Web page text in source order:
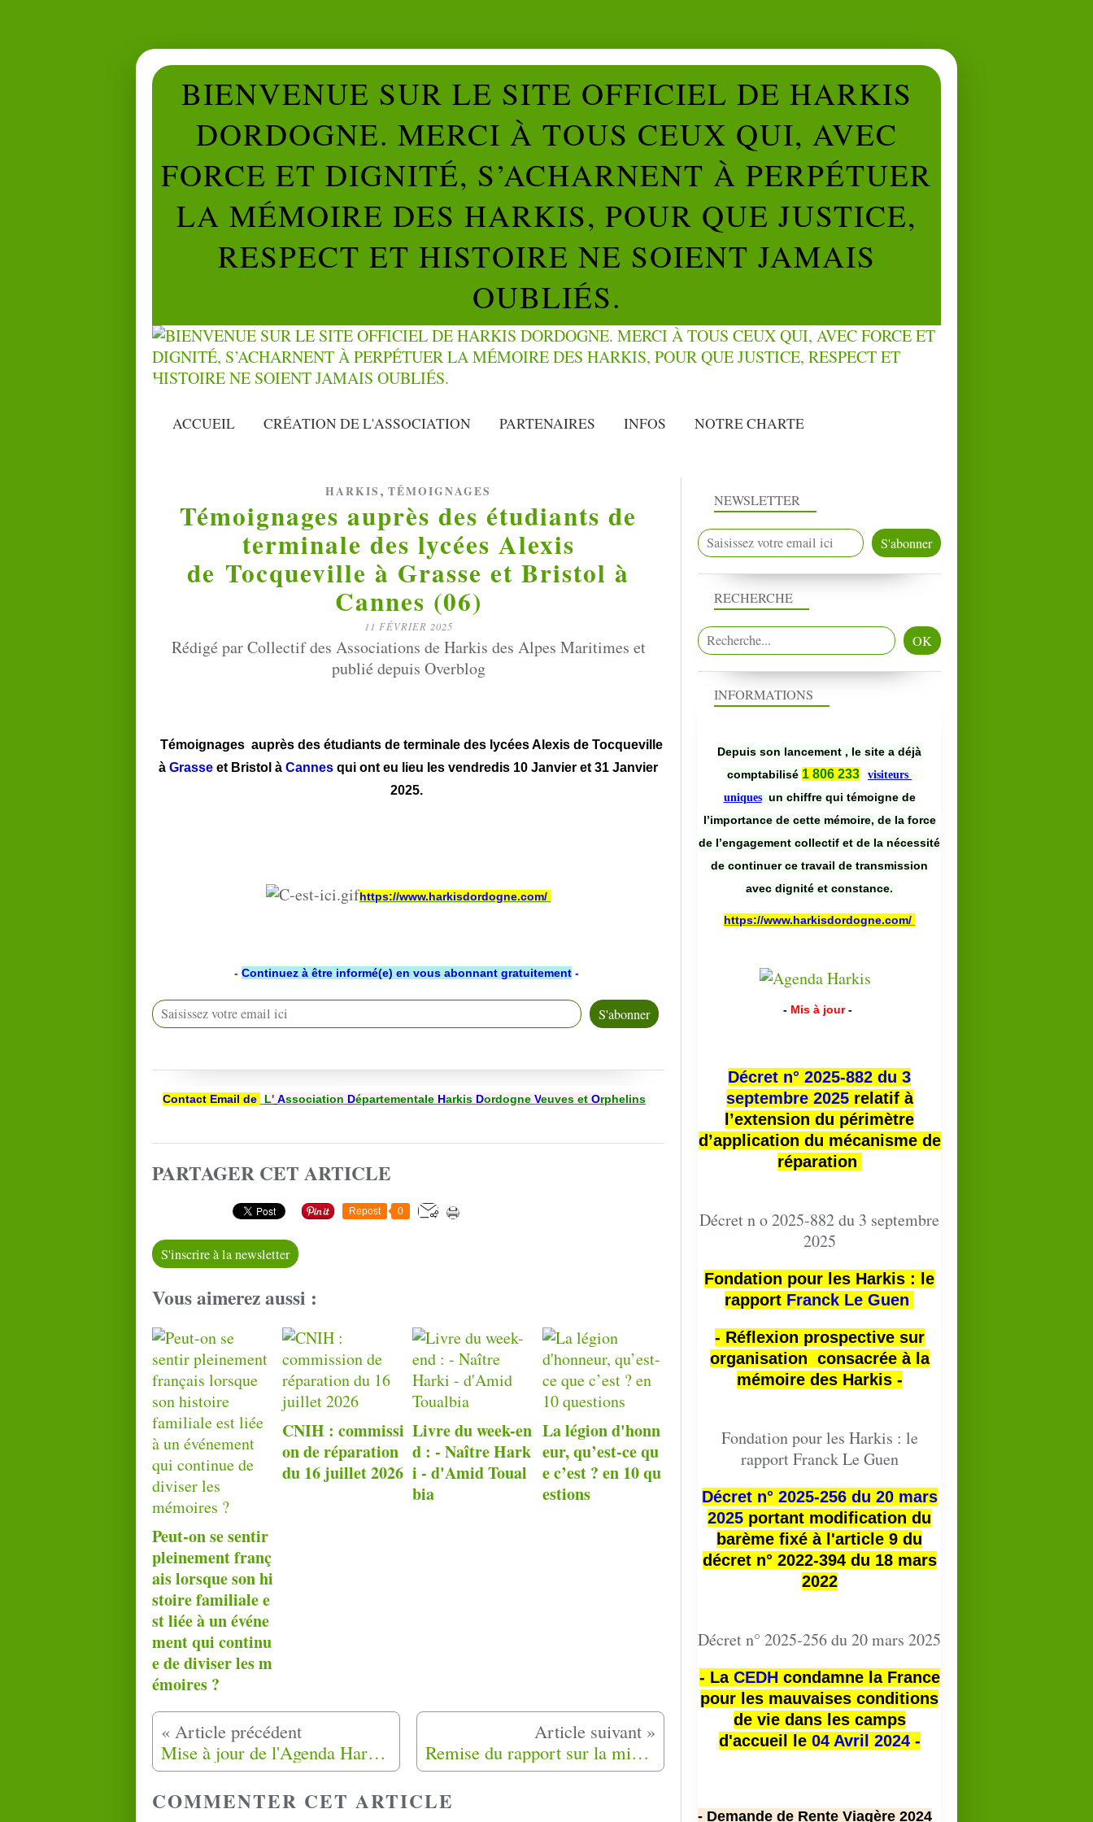
BIENVENUE SUR LE SITE OFFICIEL DE HARKIS
DORDOGNE. MERCI À TOUS CEUX QUI, AVEC
FORCE ET DIGNITÉ, S’ACHARNENT À PERPÉTUER
LA MÉMOIRE DES HARKIS, POUR QUE JUSTICE,
RESPECT ET HISTOIRE NE SOIENT JAMAIS
OUBLIÉS.
ACCUEIL CRÉATION DE L'ASSOCIATION PARTENAIRES INFOS NOTRE CHARTE
HARKIS , TÉMOIGNAGES
Témoignages auprès des étudiants de
terminale des lycées Alexis
de Tocqueville à Grasse et Bristol à
Cannes (06)
11 FÉVRIER 2025
Rédigé par Collectif des Associations de Harkis des Alpes Maritimes et
publié depuis Overblog
Témoignages auprès des étudiants de terminale des lycées Alexis de Tocqueville
à Grasse et Bristol à Cannes qui ont eu lieu les vendredis 10 Janvier et 31 Janvier
2025.
https://www.harkisdordogne.com/
- Continuez à être informé(e) en vous abonnant gratuitement -
Contact Email de L' Association Départementale Harkis Dordogne Veuves et Orphelins
PARTAGER CET ARTICLE
Repost 0
S'inscrire à la newsletter
Vous aimerez aussi :
Peut-on se sentir
pleinement franç
ais lorsque son hi
stoire familiale e
st liée à un événe
ment qui continu
e de diviser les m
émoires ?
CNIH : commissi
on de réparation
du 16 juillet 2026
Livre du week-en
d : - Naître Hark
i - d'Amid Toual
bia
La légion d'honn
eur, qu’est-ce qu
e c’est ? en 10 qu
estions
Mise à jour de l'Agenda Harkis, les dates de vos rassemblements, pour la Reconnaissance, la mémoire et la culture. Remise du rapport sur la mission d’évaluer l’opportunité d’une fondation pour les Harkis à Mme Patricia Mirallès Ministre déléguée chargée de la Mémoire et des Anciens Combattants de France.
COMMENTER CET ARTICLE
NEWSLETTER
RECHERCHE
INFORMATIONS
Depuis son lancement , le site a déjà
comptabilisé 1 806 233
visiteurs
uniques un chiffre qui témoigne de
l’importance de cette mémoire, de la force
de l’engagement collectif et de la nécessité
de continuer ce travail de transmission
avec dignité et constance.
https://www.harkisdordogne.com/
- Mis à jour -
Décret n° 2025-882 du 3
septembre 2025relatif à
l’extension du périmètre
d’application du mécanisme de
réparation
Décret n o 2025-882 du 3 septembre
2025
Fondation pour les Harkis : le
rapport Franck Le Guen
- Réflexion prospective sur
organisation consacrée à la
mémoire des Harkis -
Fondation pour les Harkis : le
rapport Franck Le Guen
Décret n° 2025-256 du 20 mars
2025 portant modification du
barème fixé à l'article 9 du
décret n° 2022-394 du 18 mars
2022
Décret n° 2025-256 du 20 mars 2025
- La CEDHcondamne la France
pour les mauvaises conditions
de vie dans les camps
d'accueil le 04 Avril 2024 -
- Demande de Rente Viagère 2024